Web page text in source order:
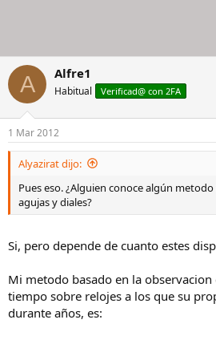
A Alfre1
Habitual Verificad@ con 2FA
1 Mar 2012
Alyazirat dijo:
Pues eso. ¿Alguien conoce algún
agujas y diales?
Si, pero depende de cuanto estes
Mi metodo basado en la
tiempo sobre relojes a los que su
durante años, es: